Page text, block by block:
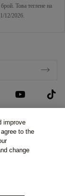
Това теглене на
12/2026.
improve
to the
change